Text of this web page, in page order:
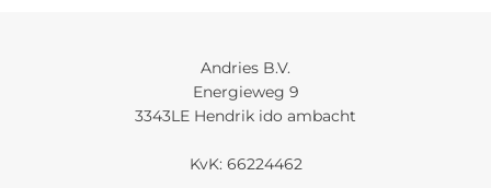
Andries B.V.
Energieweg 9
3343LE Hendrik ido ambacht
KvK: 66224462